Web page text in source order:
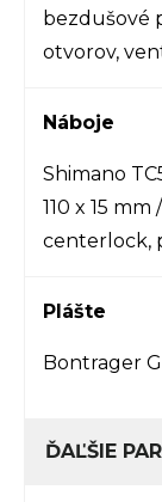
bezdušové
otvorov,
Náboje
Shimano
110 x 15
centerlock,
Plášte
Bontrager
ĎAĽŠIE